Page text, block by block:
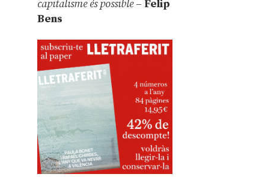
capitalisme és possible – Felip
Bens